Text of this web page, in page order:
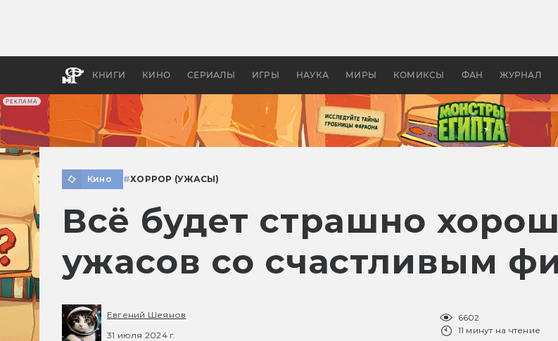
РЕКЛАМА
КНИГИ КИНО СЕРИАЛЫ ИГРЫ НАУКА МИРЫ КОМИКСЫ ФАН ЖУРНАЛ
бы «Властелина колец»
Древней
Кино #ХОРРОР (УЖАСЫ)
Всё будет страшно
ужасов со счастливым
Евгений Шеянов
31 июля 2024 г.
6602
11 минут на чтение